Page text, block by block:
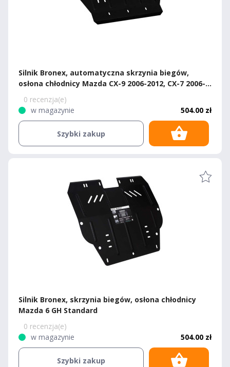
Silnik Bronex, automatyczna skrzynia biegów,
osłona chłodnicy Mazda CX-9 2006-2012, CX-7 2006-
0 recenzja(e)
w magazynie
504.00 zł
Szybki zakup
Silnik Bronex, skrzynia biegów, osłona chłodnicy
Mazda 6 GH Standard
0 recenzja(e)
w magazynie
504.00 zł
Szybki zakup